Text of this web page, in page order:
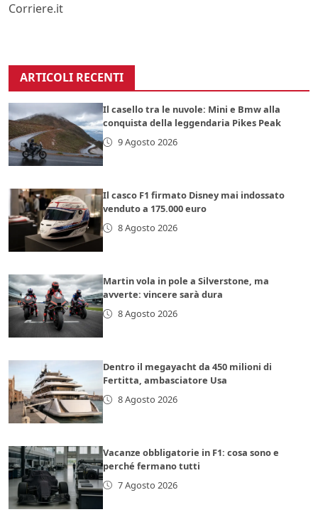
Corriere.it
ARTICOLI RECENTI
Il casello tra le nuvole: Mini e Bmw alla
conquista della leggendaria Pikes Peak
9 Agosto 2026
Il casco F1 firmato Disney mai indossato
venduto a 175.000 euro
8 Agosto 2026
Martin vola in pole a Silverstone, ma
avverte: vincere sarà dura
8 Agosto 2026
Dentro il megayacht da 450 milioni di
Fertitta, ambasciatore Usa
8 Agosto 2026
Vacanze obbligatorie in F1: cosa sono e
perché fermano tutti
7 Agosto 2026